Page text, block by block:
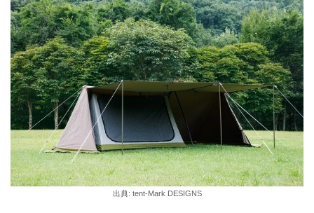
出典: tent-Mark DESIGNS